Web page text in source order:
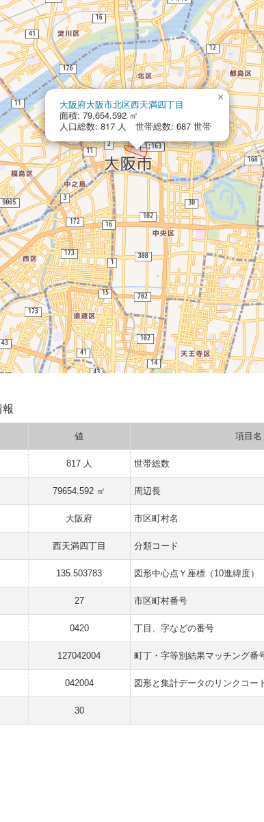
大阪府大阪市北区西天満四丁目
面積: 79,654.592 ㎡
人口総数: 817 人 世帯総数: 687 世帯
×
値 項目名
817 人 世帯総数
79654.592 ㎡ 周辺長
大阪府 市区町村名
西天満四丁目 分類コード
135.503783 図形中心点Ｙ座標（10進緯度）
27 市区町村番号
0420 丁目、字などの番号
127042004 町丁・字等別結果マッチング番
042004 図形と集計データのリンクコー
30